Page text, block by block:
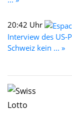
20:42 Uhr
Interview des US-
Schweiz kein ... »